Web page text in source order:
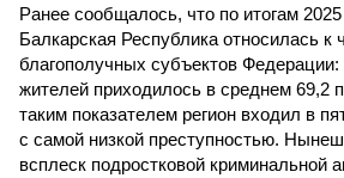
Ранее сообщалось, что по итогам
Балкарская Республика относилась к
благополучных субъектов
жителей приходилось в среднем 69,2
таким показателем регион входил в
с самой низкой преступностью.
всплеск подростковой криминальной